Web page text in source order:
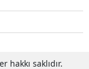
hakkı saklıdır.